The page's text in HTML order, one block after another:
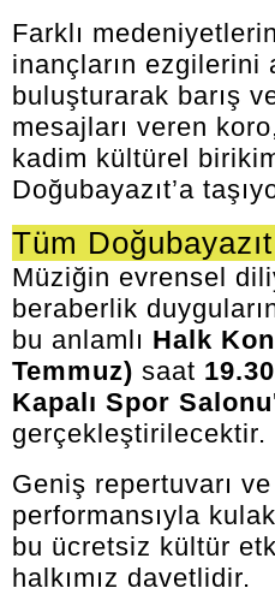
Farklı
inançların ezgilerini
buluşturarak barış
mesajları veren
kadim kültürel
Doğubayazıt’a
Tüm
Müziğin evrensel
beraberlik
bu anlamlı Halk
Temmuz) saat
Kapalı Spor
gerçekleştirilecektir.
Geniş repertuvarı
performansıyla
bu ücretsiz kültür
halkımız davetlidir.